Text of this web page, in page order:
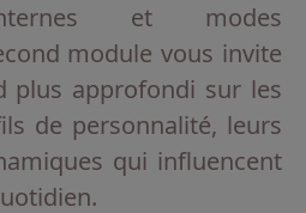
et modes
module vous invite
plus approfondi sur les
de personnalité, leurs
qui influencent